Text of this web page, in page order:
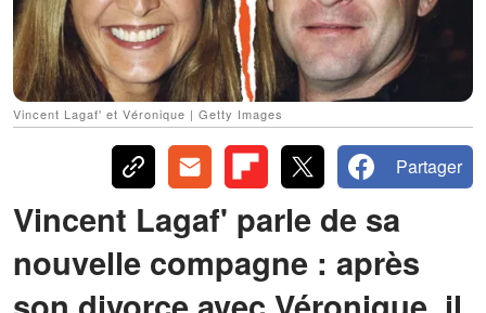
Vincent Lagaf' et Véronique | Getty Images
Partager
Vincent Lagaf' parle de sa
nouvelle compagne : après